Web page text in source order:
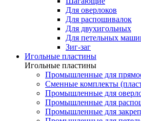
Для оверлоков
Для распошивалок
Для двухигольных
Для петельных
Зиг-заг
Игольные пластины
Игольные пластины
Промышленные для
Сменные комплекты
Промышленные для
Промышленные для
Промышленные для